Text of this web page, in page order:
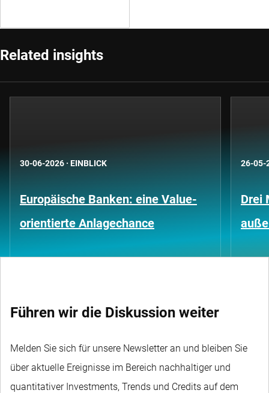
Related insights
30-06-2026 · EINBLICK
Europäische Banken: eine Value-
orientierte Anlagechance
26-05-
Drei
Führen wir die Diskussion weiter
Melden Sie sich für unsere Newsletter an und bleiben Sie
über aktuelle Ereignisse im Bereich nachhaltiger und
quantitativer Investments, Trends und Credits auf dem